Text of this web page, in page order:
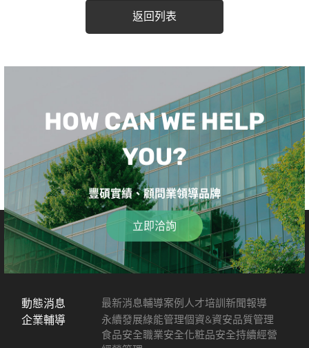
返回列表
HOW CAN WE HELP
YOU?
豐碩實績、顧問業領導品牌
立即洽詢
動態消息 最新消息輔導案例 人才培訓新聞報導
企業輔導 永續發展綠能管理個資&資安品質管理
食品安全職業安全化粧品安全持續經營